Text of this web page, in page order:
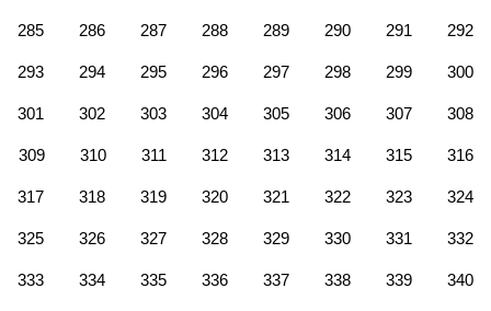
285 286 287 288 289 290 291 292
293 294 295 296 297 298 299 300
301 302 303 304 305 306 307 308
309 310 311 312 313 314 315 316
317 318 319 320 321 322 323 324
325 326 327 328 329 330 331 332
333 334 335 336 337 338 339 340